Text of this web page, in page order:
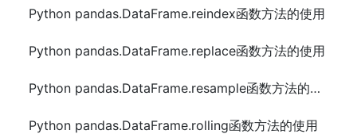
Python pandas.DataFrame.reindex函数方法的使用
Python pandas.DataFrame.replace函数方法的使用
Python pandas.DataFrame.resample函数方法的使用
Python pandas.DataFrame.rolling函数方法的使用